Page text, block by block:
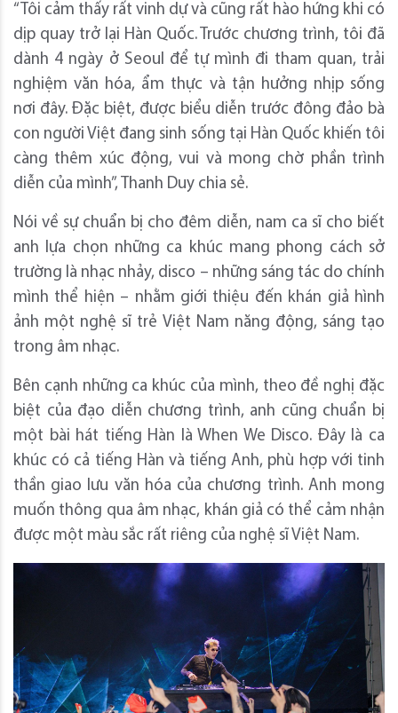
“Tôi cảm thấy rất vinh dự và cũng rất hào hứng khi có
dịp quay trở lại Hàn Quốc. Trước chương trình, tôi đã
dành 4 ngày ở Seoul để tự mình đi tham quan, trải
nghiệm văn hóa, ẩm thực và tận hưởng nhịp sống
nơi đây. Đặc biệt, được biểu diễn trước đông đảo bà
con người Việt đang sinh sống tại Hàn Quốc khiến tôi
càng thêm xúc động, vui và mong chờ phần trình
diễn của mình”, Thanh Duy chia sẻ.
Nói về sự chuẩn bị cho đêm diễn, nam ca sĩ cho biết
anh lựa chọn những ca khúc mang phong cách sở
trường là nhạc nhảy, disco – những sáng tác do chính
mình thể hiện – nhằm giới thiệu đến khán giả hình
ảnh một nghệ sĩ trẻ Việt Nam năng động, sáng tạo
trong âm nhạc.
Bên cạnh những ca khúc của mình, theo đề nghị đặc
biệt của đạo diễn chương trình, anh cũng chuẩn bị
một bài hát tiếng Hàn là When We Disco. Đây là ca
khúc có cả tiếng Hàn và tiếng Anh, phù hợp với tinh
thần giao lưu văn hóa của chương trình. Anh mong
muốn thông qua âm nhạc, khán giả có thể cảm nhận
được một màu sắc rất riêng của nghệ sĩ Việt Nam.